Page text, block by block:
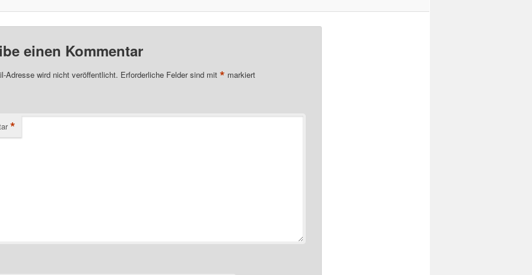
einen Kommentar
Adresse wird nicht veröffentlicht. Erforderliche Felder sind mit * markiert
*